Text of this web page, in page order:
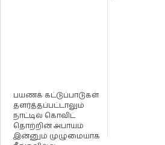
பயணக் கட்டுப்பாடுகள்
தளர்த்தப்பட்டாலும்
நாட்டில் கொவிட்
தொற்றின் அபாயம்
இன்னும் முழுமையாக